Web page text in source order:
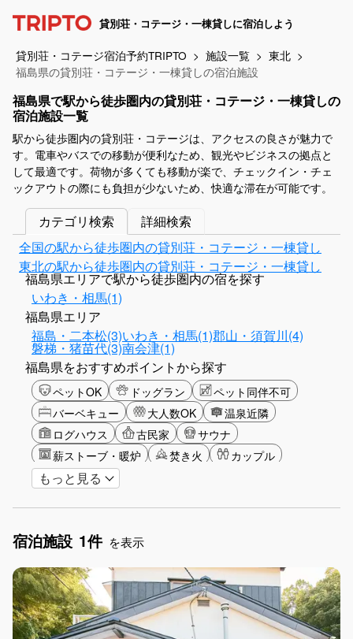
貸別荘・コテージ・一棟貸しに宿泊しよう
貸別荘・コテージ宿泊予約TRIPTO 施設一覧
東北
福島県の貸別荘・コテージ・一棟貸しの宿泊施設
福島県で駅から徒歩圏内の貸別荘・コテージ・一棟貸しの
宿泊施設一覧
駅から徒歩圏内の貸別荘・コテージは、アクセスの良さが魅力で
す。電車やバスでの移動が便利なため、観光やビジネスの拠点と
して最適です。荷物が多くても移動が楽で、チェックイン・チェ
ックアウトの際にも負担が少ないため、快適な滞在が可能です。
カテゴリ検索
詳細検索
全国の駅から徒歩圏内の貸別荘・コテージ・一棟貸し
東北の駅から徒歩圏内の貸別荘・コテージ・一棟貸し
福島県エリアで駅から徒歩圏内の宿を探す
いわき・相馬(1)
福島県エリア
福島・二本松(3)いわき・相馬(1)郡山・須賀川(4)
磐梯・猪苗代(3)南会津(1)
福島県をおすすめポイントから探す
ペットOK ドッグラン
ペット同伴不可
バーベキュー
大人数OK
温泉近隣
ログハウス
古民家
サウナ
薪ストーブ・暖炉
焚き火
カップル
大人限定
グリーンツーリズム
アメニティ
もっと見る
宿泊施設 1件 を表示